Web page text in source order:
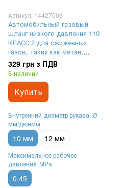
Артикул: 14427006
Автомобильный газовый
шланг низкого давления 110
КЛАСС 2 для сжиженных
газов, таких как метан,
пропан и СПГ (природный газ)
| внутренний диаметр Ø 10
мм, максимальное рабочее
давление 4,5 Бар (0,45 MPa)
329 грн з ПДВ
В наличии
Купить
Внутренний диаметр рукава, Ø
мм/дюймы
10 мм 12 мм
Максимальное рабочее
давление, MPa
0,45